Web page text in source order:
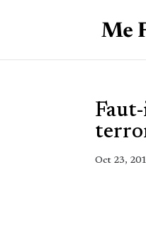
Oct 23,